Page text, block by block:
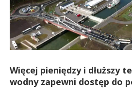
Więcej pieniędzy i dłuższy
wodny zapewni dostęp do